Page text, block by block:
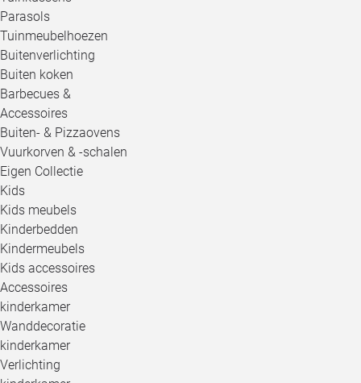
Parasols
Tuinmeubelhoezen
Buitenverlichting
Buiten koken
Barbecues &
Accessoires
Buiten- & Pizzaovens
Vuurkorven & -schalen
Eigen Collectie
Kids
Kids meubels
Kinderbedden
Kindermeubels
Kids accessoires
Accessoires
kinderkamer
Wanddecoratie
kinderkamer
Verlichting